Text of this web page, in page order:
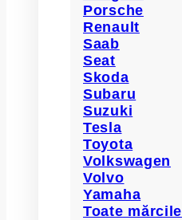
Porsche
Renault
Saab
Seat
Skoda
Subaru
Suzuki
Tesla
Toyota
Volkswagen
Volvo
Yamaha
Toate mărcile